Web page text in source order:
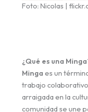
Foto: Nicolas |
¿Qué es una
Minga es un
trabajo
arraigada en la
comunidad se une